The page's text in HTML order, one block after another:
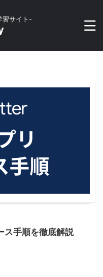
習サイト-
ス手順を徹底解説